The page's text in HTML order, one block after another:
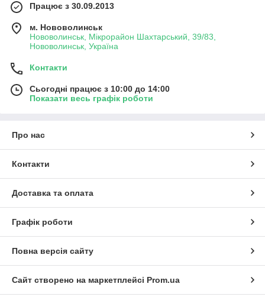
Працює з 30.09.2013
м. Нововолинськ
Нововолинськ, Мікрорайон Шахтарський, 39/83,
Нововолинськ, Україна
Контакти
Сьогодні працює з 10:00 до 14:00
Показати весь графік роботи
Про нас
Контакти
Доставка та оплата
Графік роботи
Повна версія сайту
Сайт створено на маркетплейсі Prom.ua